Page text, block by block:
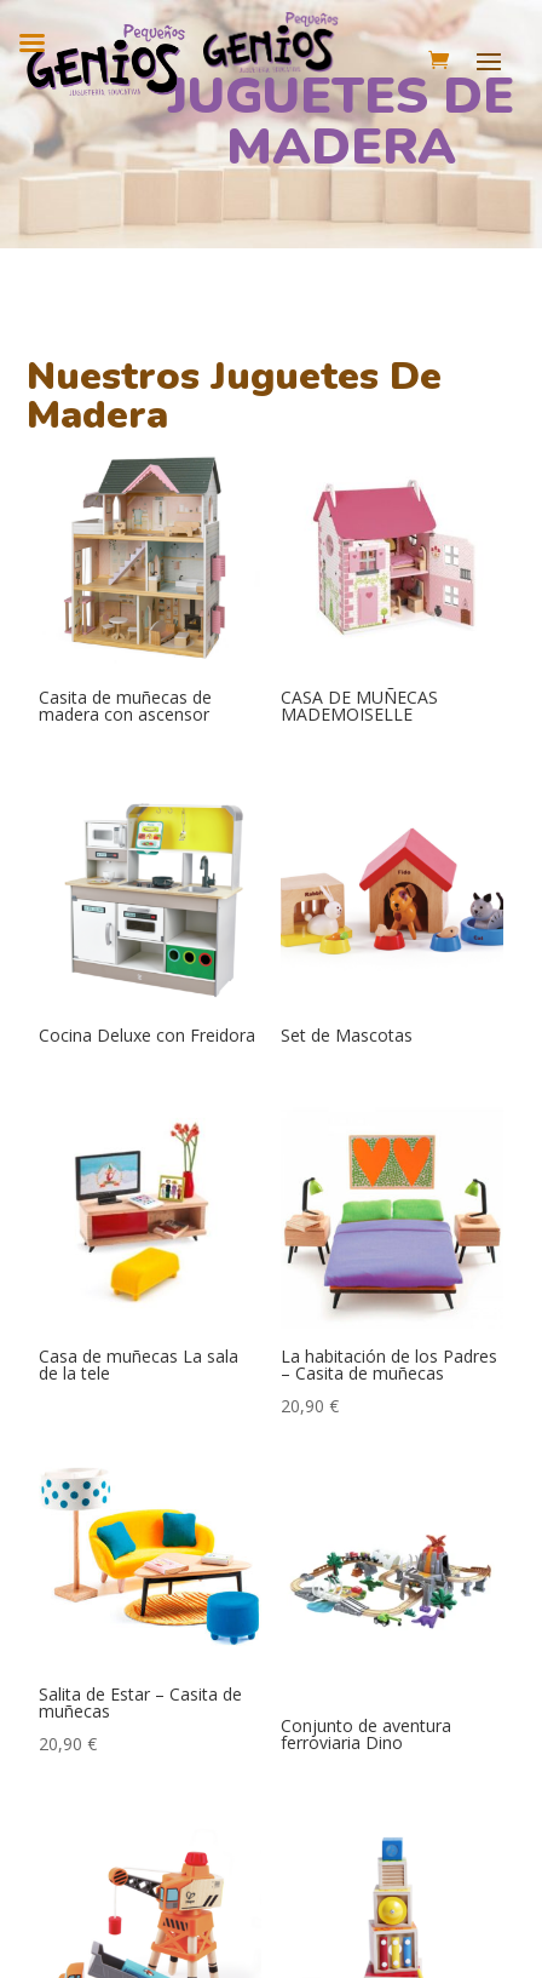
JUGUETES DE
MADERA
Nuestros Juguetes De
Madera
Casita de muñecas de
madera con ascensor
CASA DE MUÑECAS
MADEMOISELLE
Cocina Deluxe con Freidora Set de Mascotas
Casa de muñecas La sala
de la tele
La habitación de los Padres
– Casita de muñecas
20,90 €
Salita de Estar – Casita de
muñecas
20,90€
Conjunto de aventura
ferroviaria Dino